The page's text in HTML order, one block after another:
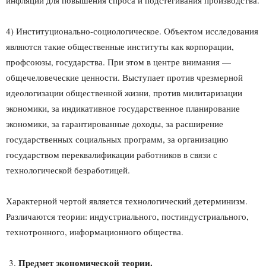
4) Институционально-социологическое. Объектом исследования
являются такие общественные институты как корпорации,
профсоюзы, государства. При этом в центре внимания —
общечеловеческие ценности. Выступает против чрезмерной
идеологизации общественной жизни, против милитаризации
экономики, за индикативное государственное планирование
экономики, за гарантированные доходы, за расширение
государственных социальных программ, за организацию
государством переквалификации работников в связи с
технологической безработицей.
Характерной чертой является технологический детерминизм.
Различаются теории: индустриального, постиндустриального,
технотронного, информационного общества.
Предмет экономической теории.